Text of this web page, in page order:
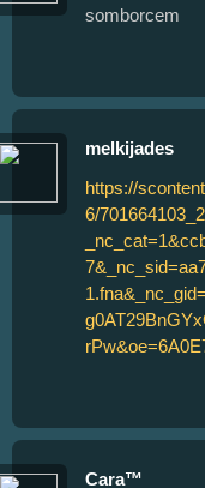
somborcem
melkijades
https://
6/
Cara™